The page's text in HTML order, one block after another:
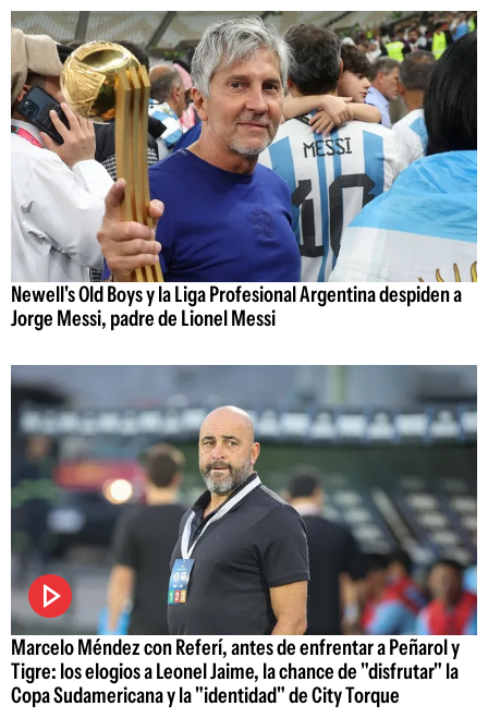
Newell's Old Boys y la Liga Profesional Argentina despiden a
Jorge Messi, padre de Lionel Messi
Marcelo Méndez con Referí, antes de enfrentar a Peñarol y
Tigre: los elogios a Leonel Jaime, la chance de "disfrutar" la
Copa Sudamericana y la "identidad" de City Torque